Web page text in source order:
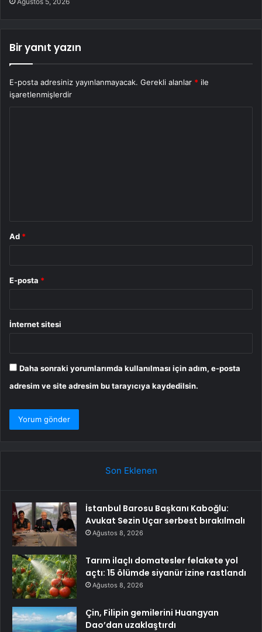
Bir yanıt yazın
E-posta adresiniz yayınlanmayacak. Gerekli alanlar * ile
işaretlenmişlerdir
Ad *
E-posta *
İnternet sitesi
Daha sonraki yorumlarımda kullanılması için adım, e-posta
adresim ve site adresim bu tarayıcıya kaydedilsin.
Son Eklenen
İstanbul Barosu Başkanı Kaboğlu:
Avukat Sezin Uçar serbest bırakılmalı
Ağustos 8, 2026
Tarım ilaçlı domatesler felakete yol
açtı: 15 ölümde siyanür izine rastlandı
Ağustos 8, 2026
Çin, Filipin gemilerini Huangyan
Dao’dan uzaklaştırdı